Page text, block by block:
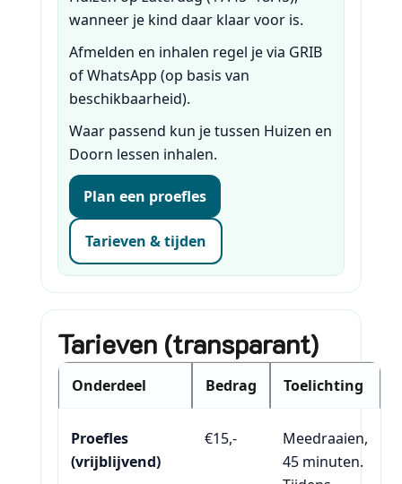
wanneer je kind daar klaar voor is.
Afmelden en inhalen regel je via GRIB
of WhatsApp (op basis van
beschikbaarheid).
Waar passend kun je tussen Huizen en
Doorn lessen inhalen.
Plan een proefles
Tarieven & tijden
Tarieven (transparant)
Onderdeel Bedrag Toelichting
Proefles
(vrijblijvend)
€15,-
Meedraaien,
45 minuten.